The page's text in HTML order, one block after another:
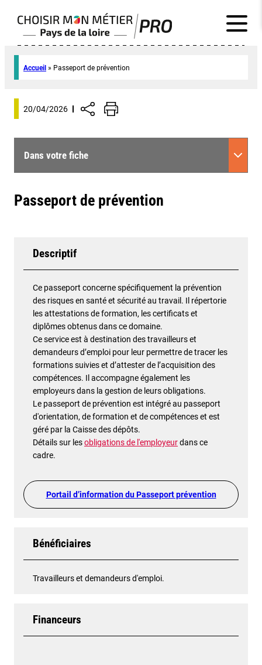
Accueil » Passeport de prévention
20/04/2026
Dans votre fiche
Passeport de prévention
Descriptif
Ce passeport concerne spécifiquement la prévention
des risques en santé et sécurité au travail. Il répertorie
les attestations de formation, les certificats et
diplômes obtenus dans ce domaine.
Ce service est à destination des travailleurs et
demandeurs d’emploi pour leur permettre de tracer les
formations suivies et d’attester de l’acquisition des
compétences. Il accompagne également les
employeurs dans la gestion de leurs obligations.
Le passeport de prévention est intégré au passeport
d'orientation, de formation et de compétences et est
géré par la Caisse des dépôts.
Détails sur lesobligations de l'employeurdans ce
cadre.
Portail d’information du Passeport prévention
Bénéficiaires
Travailleurs et demandeurs d'emploi.
Financeurs